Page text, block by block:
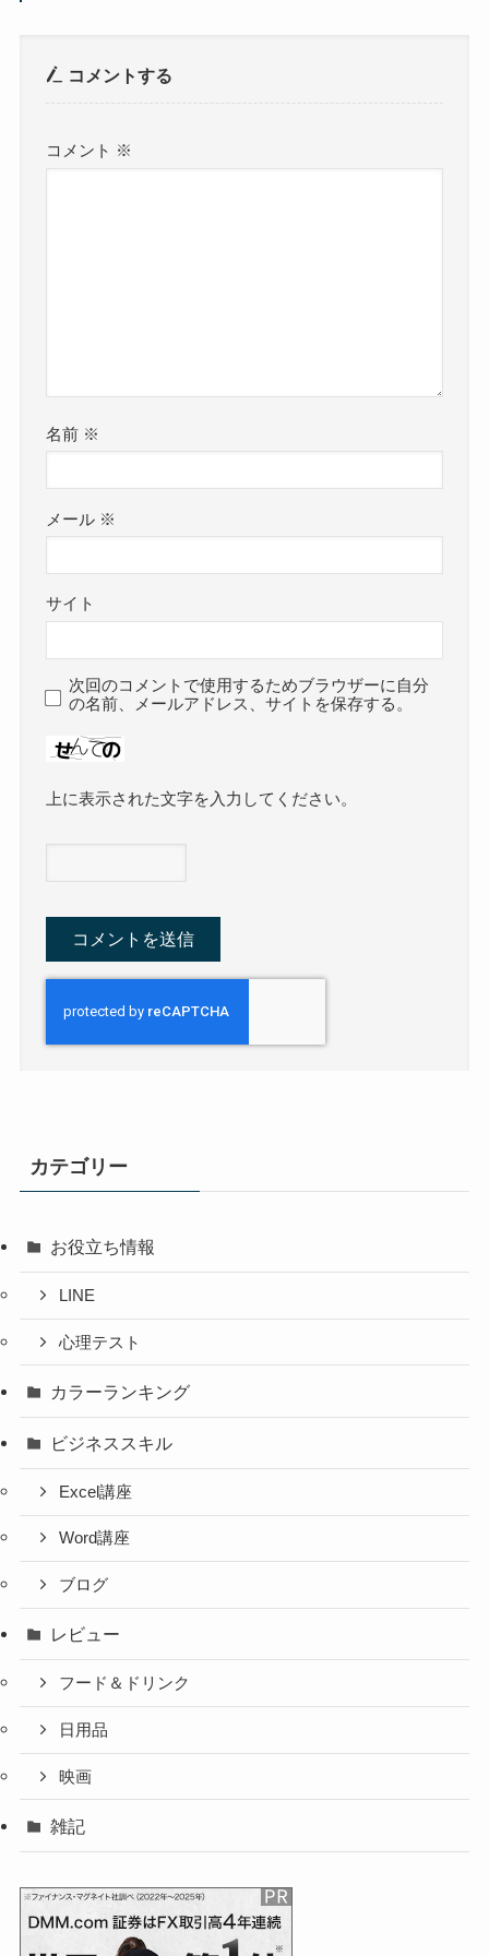
コメントする
コメント ※
名前 ※
メール ※
サイト
次回のコメントで使用するためブラウザーに自分
の名前、メールアドレス、サイトを保存する。
上に表示された文字を入力してください。
カテゴリー
お役立ち情報
LINE
心理テスト
カラーランキング
ビジネススキル
Excel講座
Word講座
ブログ
レビュー
フード＆ドリンク
日用品
映画
雑記